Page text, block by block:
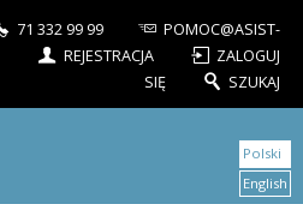
71 332 99 99
POMOC@ASIST-
REJESTRACJA
ZALOGUJ
SIĘ
SZUKAJ
Polski
English